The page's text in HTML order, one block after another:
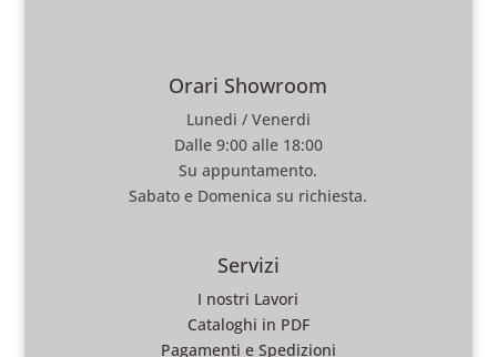
Orari Showroom
Lunedi / Venerdi
Dalle 9:00 alle 18:00
Su appuntamento.
Sabato e Domenica su richiesta.
Servizi
I nostri Lavori
Cataloghi in PDF
Pagamenti e Spedizioni